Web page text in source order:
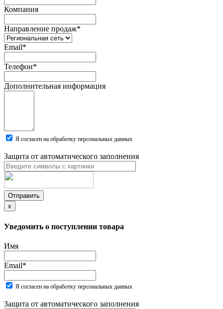
Компания
Направление продаж*
Email*
Телефон*
Дополнительная информация
Я согласен на обработку персональных данных
Защита от автоматического заполнения
Отправить
x
Уведомить о поступлении товара
Имя
Email*
Я согласен на обработку персональных данных
Защита от автоматического заполнения